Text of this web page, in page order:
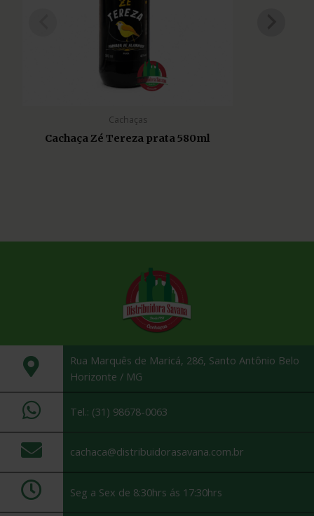
Cachaças
Cachaça Zé Tereza prata 580ml
Rua Marquês de Maricá, 286, Santo Antônio Belo
Horizonte / MG
Tel.: (31) 98678-0063
cachaca@distribuidorasavana.com.br
Seg a Sex de 8:30hrs ás 17:30hrs